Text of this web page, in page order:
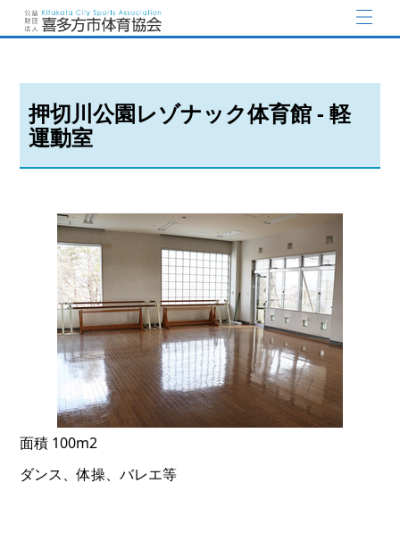
押切川公園レゾナック体育館 - 軽
運動室
面積 100m2
ダンス、体操、バレエ等